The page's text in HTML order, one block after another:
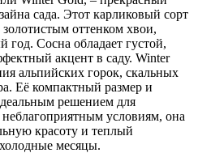
сада. Этот карликовый сорт
оттенком хвои,
год. Сосна обладает густой,
акцент в саду. Winter
альпийских горок, скальных
Её компактный размер и
решением для
условиям, она
красоту и теплый
месяцы.